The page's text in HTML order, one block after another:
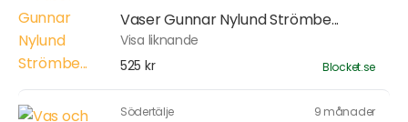
Vaser Gunnar Nylund Strömbe...
Visa liknande
525 kr
Blocket.se
Södertälje 9 månader